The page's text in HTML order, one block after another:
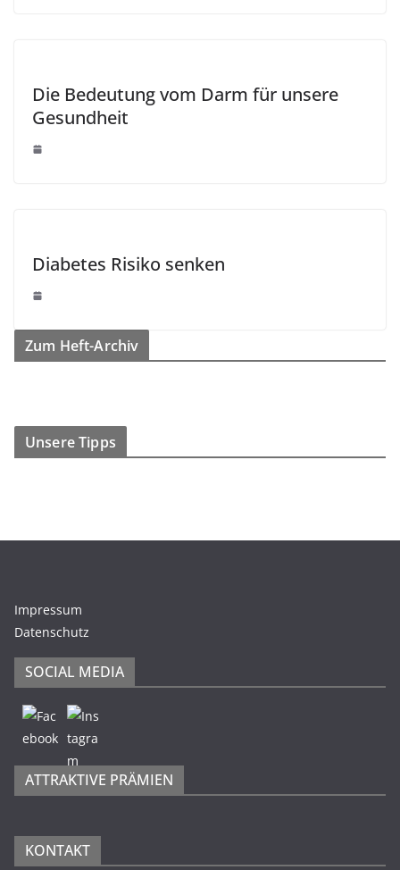
Die Bedeutung vom Darm für unsere
Gesundheit
Diabetes Risiko senken
Zum Heft-Archiv
Unsere Tipps
Impressum
Datenschutz
SOCIAL MEDIA
ATTRAKTIVE PRÄMIEN
KONTAKT